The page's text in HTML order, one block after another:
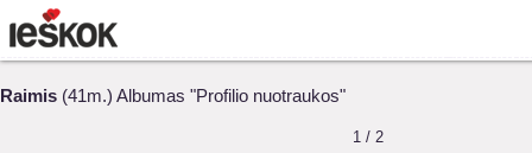
Raimis (41m.) Albumas "Profilio nuotraukos"
1 / 2